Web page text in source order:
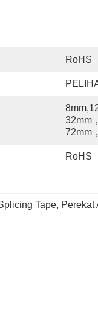
RoHS
32mm
72mm
RoHS
Tape, Perekat